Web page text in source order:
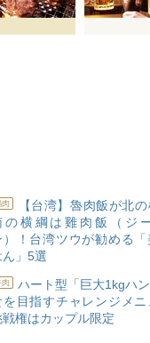
肉
【台湾】魯肉飯が北の
の横綱は雞肉飯（ジ
）！台湾ツウが勧める
ん」5選
肉
ハート型「巨大1kgハ
を目指すチャレンジメニ
戦権はカップル限定